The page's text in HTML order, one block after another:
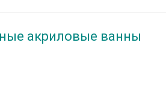
акриловые ванны